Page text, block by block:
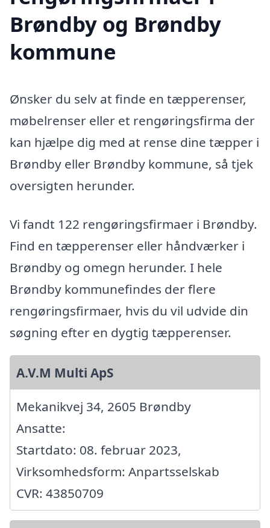
Brøndby og Brøndby
kommune
Ønsker du selv at finde en tæpperenser,
møbelrenser eller et rengøringsfirma der
kan hjælpe dig med at rense dine tæpper i
Brøndby eller Brøndby kommune, så tjek
oversigten herunder.
Vi fandt 122 rengøringsfirmaer i Brøndby.
Find en tæpperenser eller håndværker i
Brøndby og omegn herunder. I hele
Brøndby kommunefindes der flere
rengøringsfirmaer, hvis du vil udvide din
søgning efter en dygtig tæpperenser.
A.V.M Multi ApS
Mekanikvej 34, 2605 Brøndby
Ansatte:
Startdato: 08. februar 2023,
Virksomhedsform: Anpartsselskab
CVR: 43850709